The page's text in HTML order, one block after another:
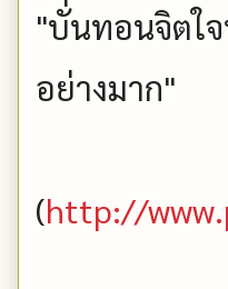
"บั่นทอนจิตใ
อย่างมาก"
(http://